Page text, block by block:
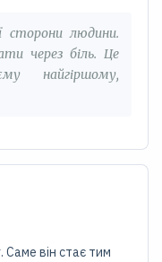
людини.
через біль. Це
найгіршому,
Саме він стає тим